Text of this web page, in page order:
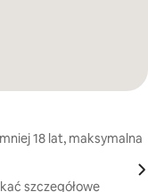
18 lat, maksymalna
szczegółowe